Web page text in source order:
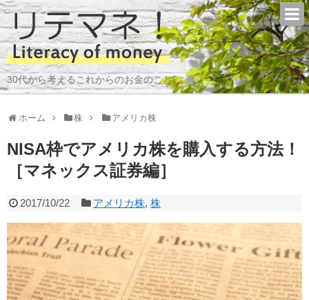
30代から考えるこれからのお金のこと。
ホーム 株 アメリカ株
NISA枠でアメリカ株を購入する方法！
［マネックス証券編］
2017/10/22 アメリカ株,株